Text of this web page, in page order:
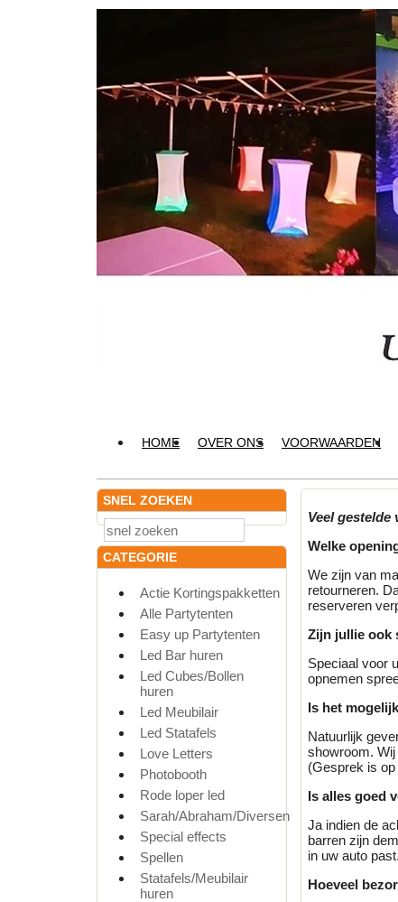
HOME OVER ONS VOORWAARDEN
SNEL ZOEKEN
CATEGORIE
Actie Kortingspakketten
Alle Partytenten
Easy up Partytenten
Led Bar huren
Led Cubes/Bollen
huren
Led Meubilair
Led Statafels
Love Letters
Photobooth
Rode loper led
Sarah/Abraham/Diversen
Special effects
Spellen
Statafels/Meubilair
huren
Veel gestelde
Welke
We zijn van
retourneren.
reserveren
Zijn jullie ook
Speciaal voor
opnemen
Is het
Natuurlijk
showroom.
(Gesprek is
Is alles goed
Ja indien de
barren zijn
in uw auto past.
Hoeveel